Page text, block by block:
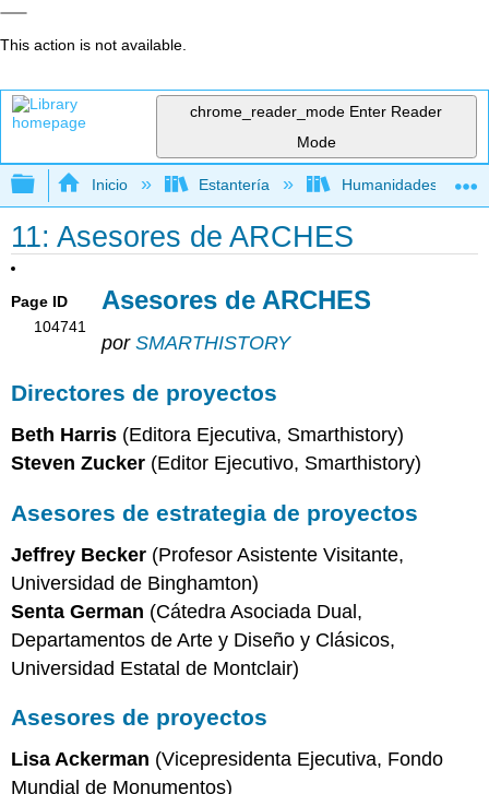
This action is not available.
chrome_reader_mode Enter Reader
Mode
Expandir/contraer jerarquía global
Inicio Estantería Humanidades
11: Asesores de ARCHES
Page ID
104741
Asesores de ARCHES
por SMARTHISTORY
Directores de proyectos
Beth Harris (Editora Ejecutiva, Smarthistory)
Steven Zucker (Editor Ejecutivo, Smarthistory)
Asesores de estrategia de proyectos
Jeffrey Becker (Profesor Asistente Visitante,
Universidad de Binghamton)
Senta German (Cátedra Asociada Dual,
Departamentos de Arte y Diseño y Clásicos,
Universidad Estatal de Montclair)
Asesores de proyectos
Lisa Ackerman (Vicepresidenta Ejecutiva, Fondo
Mundial de Monumentos)